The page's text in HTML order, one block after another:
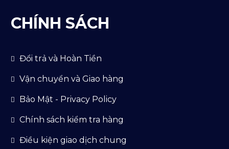
CHÍNH SÁCH
Đổi trả và Hoàn Tiền
Vận chuyển và Giao hàng
Bảo Mật - Privacy Policy
Chính sách kiểm tra hàng
Điều kiện giao dịch chung